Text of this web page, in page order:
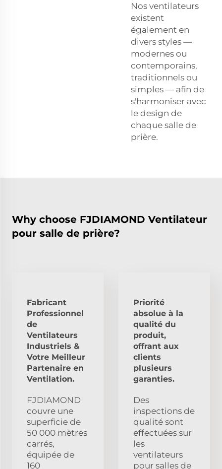
Nos ventilateurs
existent
également en
divers styles —
modernes ou
contemporains,
traditionnels ou
simples — afin de
s'harmoniser avec
le design de
chaque salle de
prière.
Why choose FJDIAMOND Ventilateur
pour salle de prière?
Fabricant
Professionnel
de
Ventilateurs
Industriels &
Votre Meilleur
Partenaire en
Ventilation.
FJDIAMOND
couvre une
superficie de
50 000 mètres
carrés,
équipée de
160
Priorité
absolue à la
qualité du
produit,
offrant aux
clients
plusieurs
garanties.
Des
inspections de
qualité sont
effectuées sur
les
ventilateurs
pour salles de